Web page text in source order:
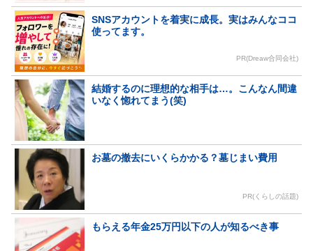
SNSアカウントを着実に成長。実はみんなココ
使ってます。
PR(Dreaw合同会社)
結婚するのに理想的な相手は…。こんなん間違
いなく惚れてまう(笑)
お墓の撤去にいくらかかる？墓じまい費用
PR(くらしの話題)
もらえる年金25万円以下の人が知るべき事